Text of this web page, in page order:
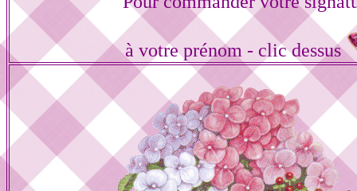
à votre prénom - clic dessus